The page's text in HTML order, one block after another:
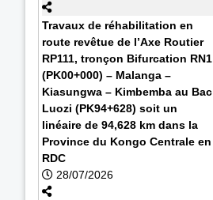
Travaux de réhabilitation en
route revêtue de l’Axe Routier
RP111, tronçon Bifurcation RN1
(PK00+000) – Malanga –
Kiasungwa – Kimbemba au Bac
Luozi (PK94+628) soit un
linéaire de 94,628 km dans la
Province du Kongo Centrale en
RDC
28/07/2026